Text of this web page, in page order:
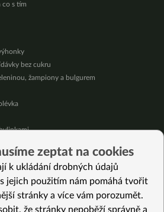
co s tím
bez cukru
žampiony a bulgurem
krémem
želé
zeptat na cookies
k ukládání drobných údajů
jejich použitím nám pomáhá tvořit
stránky a více vám porozumět.
že stránky nepoběží správně a